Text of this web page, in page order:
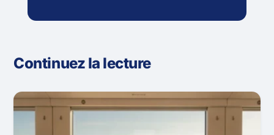
Continuez la lecture